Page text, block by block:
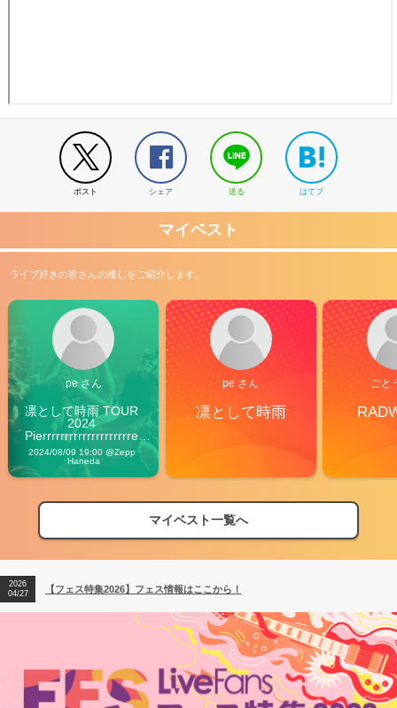
ポスト シェア 送る はてブ
マイベスト
ライブ好きの皆さんの推しをご紹介します。
pe さん
凛として時雨 TOUR
2024
Pierrrrrrrrrrrrrrrrrrrre
Vibes
2024/08/09 19:00 @Zepp
Haneda
pe さん
凛として時雨
ごと
マイベスト一覧へ
【フェス特集2026】フェス情報はここから！
【ライブ動員ランキング】2026年上半期編発表！
2026
04/27
【フェス特集2026】フェス情報はここから！
2026
【ライブ動員ランキング】2026年上半期編発表！